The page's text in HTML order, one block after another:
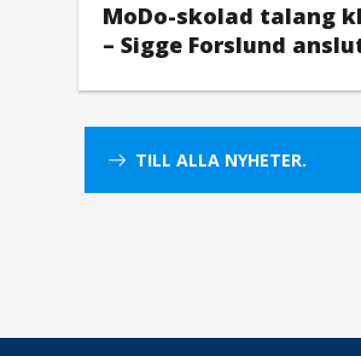
MoDo-skolad talang
– Sigge Forslund
TILL ALLA NYHETER.